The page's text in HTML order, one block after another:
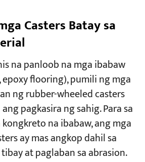
Casters Batay sa
na panloob na mga ibabaw
epoxy flooring), pumili ng mga
ng rubber-wheeled casters​
pagkasira ng sahig. Para sa
na ibabaw, ang mga
ay mas angkop dahil sa
at paglaban sa abrasion.